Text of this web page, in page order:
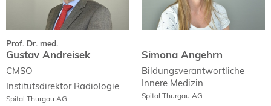
Prof. Dr. med.
Gustav Andreisek
CMSO
Institutsdirektor Radiologie
Spital Thurgau AG
Simona Angehrn
Bildungsverantwortliche
Innere Medizin
Spital Thurgau AG